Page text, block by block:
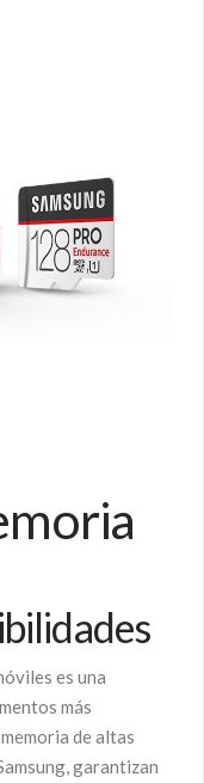
es una
más
de altas
garantizan